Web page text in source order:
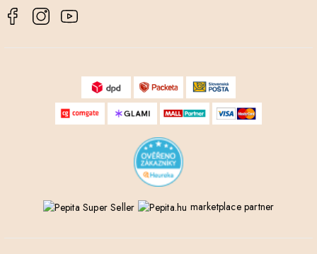
marketplace partner